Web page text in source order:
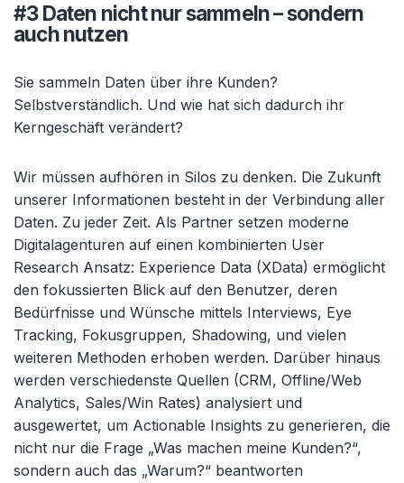
#3 Daten nicht nur sammeln – sondern
auch nutzen
Sie sammeln Daten über ihre Kunden?
Selbstverständlich. Und wie hat sich dadurch ihr
Kerngeschäft verändert?
Wir müssen aufhören in Silos zu denken. Die Zukunft
unserer Informationen besteht in der Verbindung aller
Daten. Zu jeder Zeit. Als Partner setzen moderne
Digitalagenturen auf einen kombinierten User
Research Ansatz: Experience Data (XData) ermöglicht
den fokussierten Blick auf den Benutzer, deren
Bedürfnisse und Wünsche mittels Interviews, Eye
Tracking, Fokusgruppen, Shadowing, und vielen
weiteren Methoden erhoben werden. Darüber hinaus
werden verschiedenste Quellen (CRM, Offline/Web
Analytics, Sales/Win Rates) analysiert und
ausgewertet, um Actionable Insights zu generieren, die
nicht nur die Frage „Was machen meine Kunden?“,
sondern auch das „Warum?“ beantworten